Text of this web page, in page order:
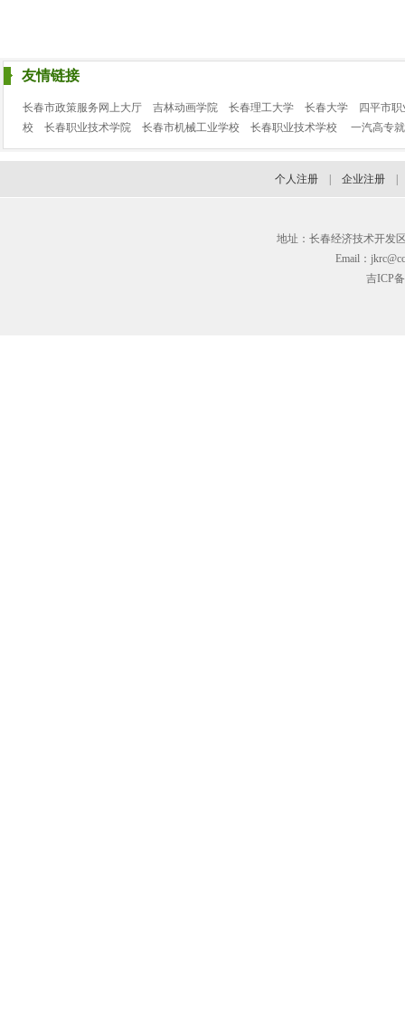
友情链接
长春市政策服务网上大厅 吉林动画学院 长春理工大学 长春大学
四平市
校
长春职业技术学院 长春市机械工业学校 长春职业技术学校 一汽高专
个人注册 企业注册
地址：长春经济技术开发
Email：
吉ICP